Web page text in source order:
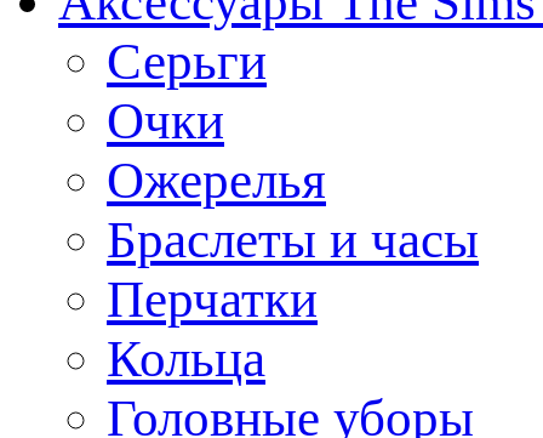
Серьги
Очки
Ожерелья
Браслеты и часы
Перчатки
Кольца
Головные уборы